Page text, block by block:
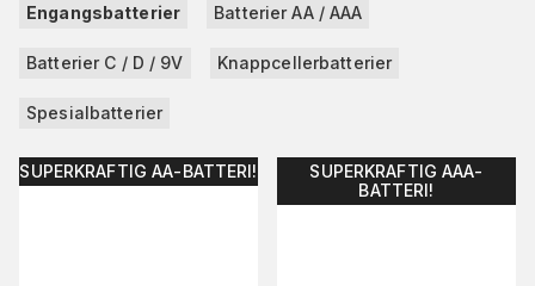
Engangsbatterier Batterier AA / AAA
Batterier C / D / 9V Knappcellerbatterier
Spesialbatterier
SUPERKRAFTIG AA-BATTERI!
SUPERKRAFTIG AAA-
BATTERI!